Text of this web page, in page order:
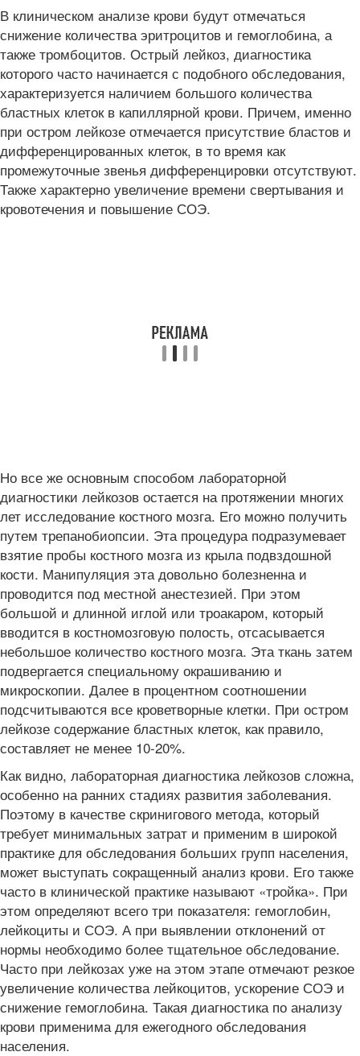
В клиническом анализе крови будут отмечаться
снижение количества эритроцитов и гемоглобина, а
также тромбоцитов. Острый лейкоз, диагностика
которого часто начинается с подобного обследования,
характеризуется наличием большого количества
бластных клеток в капиллярной крови. Причем, именно
при остром лейкозе отмечается присутствие бластов и
дифференцированных клеток, в то время как
промежуточные звенья дифференцировки отсутствуют.
Также характерно увеличение времени свертывания и
кровотечения и повышение СОЭ.
Но все же основным способом лабораторной
диагностики лейкозов остается на протяжении многих
лет исследование костного мозга. Его можно получить
путем трепанобиопсии. Эта процедура подразумевает
взятие пробы костного мозга из крыла подвздошной
кости. Манипуляция эта довольно болезненна и
проводится под местной анестезией. При этом
большой и длинной иглой или троакаром, который
вводится в костномозговую полость, отсасывается
небольшое количество костного мозга. Эта ткань затем
подвергается специальному окрашиванию и
микроскопии. Далее в процентном соотношении
подсчитываются все кроветворные клетки. При остром
лейкозе содержание бластных клеток, как правило,
составляет не менее 10-20%.
Как видно, лабораторная диагностика лейкозов сложна,
особенно на ранних стадиях развития заболевания.
Поэтому в качестве скринигового метода, который
требует минимальных затрат и применим в широкой
практике для обследования больших групп населения,
может выступать сокращенный анализ крови. Его также
часто в клинической практике называют «тройка». При
этом определяют всего три показателя: гемоглобин,
лейкоциты и СОЭ. А при выявлении отклонений от
нормы необходимо более тщательное обследование.
Часто при лейкозах уже на этом этапе отмечают резкое
увеличение количества лейкоцитов, ускорение СОЭ и
снижение гемоглобина. Такая диагностика по анализу
крови применима для ежегодного обследования
населения.